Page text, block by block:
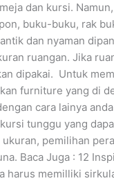
dan kursi.
buku-buku, rak
dan nyaman
ruangan. Jika
dipakai. Untuk
furniture yang di
cara lainya
tunggu yang
pemilihan
Baca Juga : 12
harus memilliki